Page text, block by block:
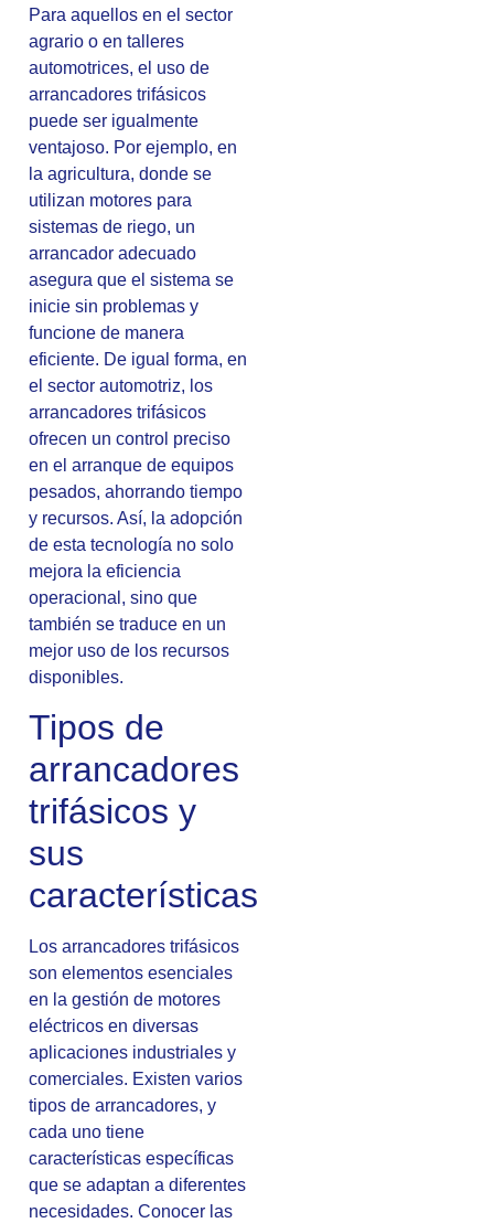
Para aquellos en el sector
agrario o en talleres
automotrices, el uso de
arrancadores trifásicos
puede ser igualmente
ventajoso. Por ejemplo, en
la agricultura, donde se
utilizan motores para
sistemas de riego, un
arrancador adecuado
asegura que el sistema se
inicie sin problemas y
funcione de manera
eficiente. De igual forma, en
el sector automotriz, los
arrancadores trifásicos
ofrecen un control preciso
en el arranque de equipos
pesados, ahorrando tiempo
y recursos. Así, la adopción
de esta tecnología no solo
mejora la eficiencia
operacional, sino que
también se traduce en un
mejor uso de los recursos
disponibles.
Tipos de
arrancadores
trifásicos y
sus
características
Los arrancadores trifásicos
son elementos esenciales
en la gestión de motores
eléctricos en diversas
aplicaciones industriales y
comerciales. Existen varios
tipos de arrancadores, y
cada uno tiene
características específicas
que se adaptan a diferentes
necesidades. Conocer las